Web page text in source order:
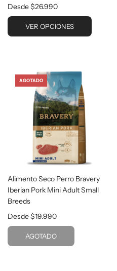
Desde$26.990
VER OPCIONES
AGOTADO
Alimento Seco Perro Bravery
Iberian Pork Mini Adult Small
Breeds
Desde$19.990
AGOTADO